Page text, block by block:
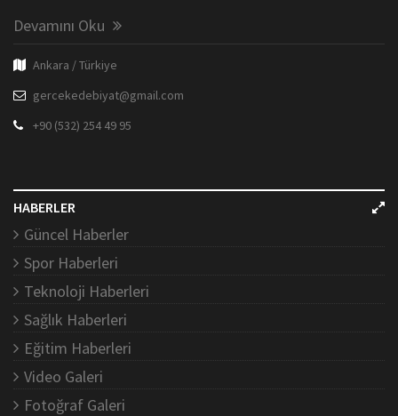
Devamını Oku
Ankara / Türkiye
gercekedebiyat@gmail.com
+90 (532) 254 49 95
HABERLER
Güncel Haberler
Spor Haberleri
Teknoloji Haberleri
Sağlık Haberleri
Eğitim Haberleri
Video Galeri
Fotoğraf Galeri